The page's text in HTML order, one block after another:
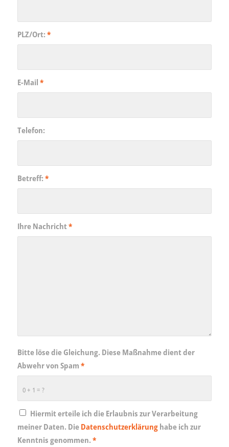
PLZ/Ort: *
E-Mail *
Telefon:
Betreff: *
Ihre Nachricht*
0 + 1 = ?
Bitte löse die Gleichung. Diese Maßnahme dient der
Abwehr von Spam *
Hiermit erteile ich die Erlaubnis zur Verarbeitung
meiner Daten. Die Datenschutzerklärunghabe ich zur
Kenntnis genommen. *